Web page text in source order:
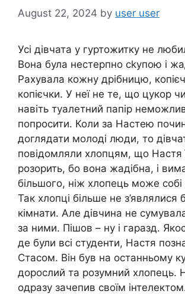
August 22, 2024 by user user
Усі дівчата у гуртожитку не
Вона була нестерпно сkyпою і
Рахувала кожну дрібницю,
копієчки. У неї не те, що цукор
навіть туалетний папір
попросити. Коли за Настею
доглядати молоді люди, то
повідомляли хлопцям, що Настя
розорить, бо вона жaдібна, і
більшого, ніж хлопець може собі
Так хлопці більше не з’являлися
кімнати. Але дівчина не
за ними. Пішов – ну і гаразд.
де були всі студенти, Настя
Стасом. Він був на останньому
дорослий та розумний хлопець.
одразу зачепив своїм